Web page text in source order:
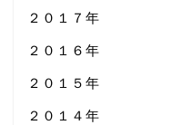
２０１７年
２０１６年
２０１５年
２０１４年